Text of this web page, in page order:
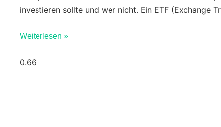
investieren sollte und wer nicht. Ein ETF (Exchange
Weiterlesen »